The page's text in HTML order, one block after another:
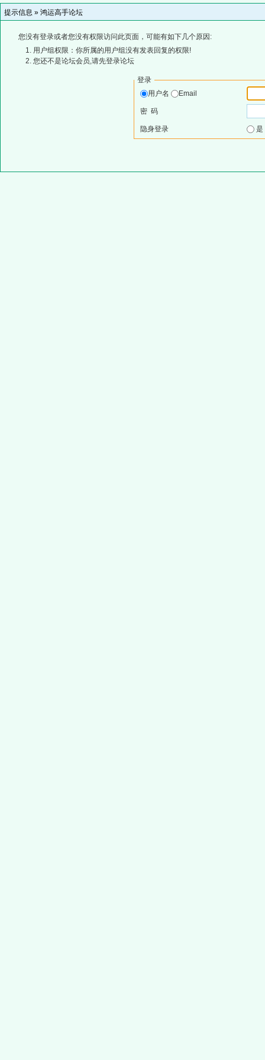
提示信息 » 鸿运高手论坛
您没有登录或者您没有权限访问此页面，可能有如下几个原因:
用户组权限：你所属的用户组没有发表回复的权限!
您还不是论坛会员,请先登录论坛
登录
用户名
Email
密 码
隐身登录